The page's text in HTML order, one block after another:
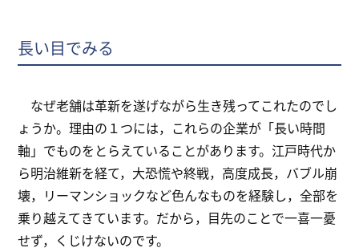
長い目でみる
なぜ老舗は革新を遂げながら生き残ってこれたのでし
ょうか。理由の１つには，これらの企業が「長い時間
軸」でものをとらえていることがあります。江戸時代か
ら明治維新を経て，大恐慌や終戦，高度成長，バブル崩
壊，リーマンショックなど色んなものを経験し，全部を
乗り越えてきています。だから，目先のことで一喜一憂
せず，くじけないのです。